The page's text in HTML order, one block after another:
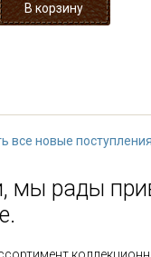
все новые поступления
мы рады